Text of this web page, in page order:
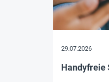
29.07.2026
Handyfreie